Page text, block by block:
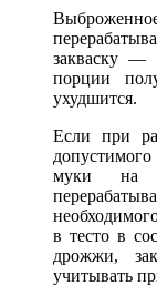
закваску —
порции
ухудшится.
Если при
муки на
в тесто в
дрожжи,
учитывать